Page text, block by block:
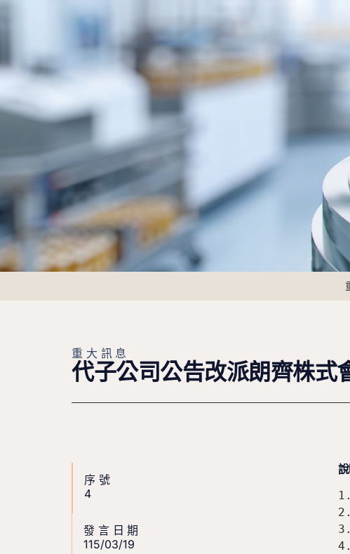
重大訊息
代子公司公告改派朗齊株式
序號
4
發言日期
115/03/19